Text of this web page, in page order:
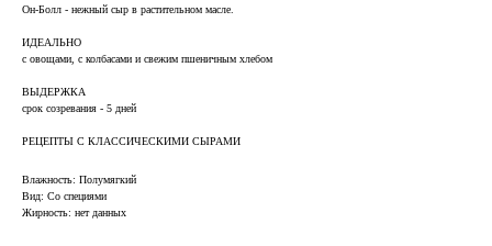
Он-Болл - нежный сыр в растительном масле.
ИДЕАЛЬНО
с овощами, с колбасами и свежим пшеничным хлебом
ВЫДЕРЖКА
срок созревания - 5 дней
РЕЦЕПТЫ С КЛАССИЧЕСКИМИ СЫРАМИ
Влажность: Полумягкий
Вид: Со специями
Жирность: нет данных